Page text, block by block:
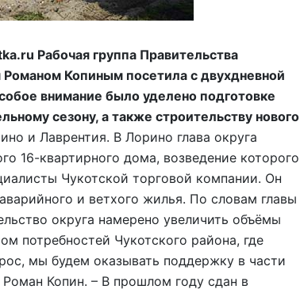
Рабочая группа Правительства
Романом Копиным посетила с двухдневной
внимание было уделено подготовке
сезону, а также строительству нового
и Лаврентия. В Лорино глава округа
16-квартирного дома, возведение которого
Чукотской торговой компании. Он
и ветхого жилья. По словам главы
округа намерено увеличить объёмы
потребностей Чукотского района, где
мы будем оказывать поддержку в части
Копин. – В прошлом году сдан в